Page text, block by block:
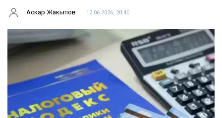
Аскар Жакыпов 12.06.2026, 20:40